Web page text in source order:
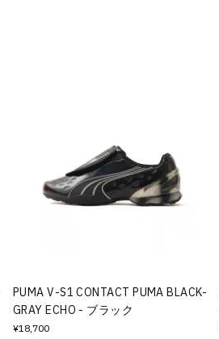
PUMA V-S1 CONTACT PUMA BLACK-
GRAY ECHO - ブラック
¥18,700